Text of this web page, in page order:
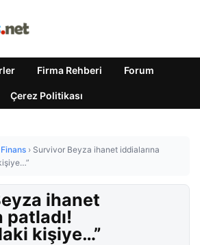
Firma Rehberi Forum
Çerez Politikası
Finans › Survivor Beyza ihanet iddialarına
ihanet
patladı!
kişiye…”